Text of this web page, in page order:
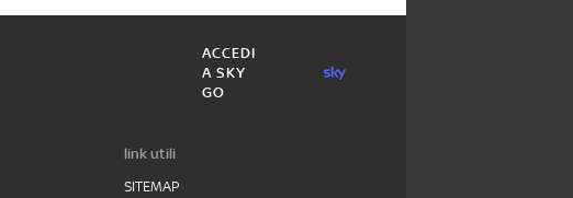
ACCEDI
A SKY
GO
link utili
SITEMAP